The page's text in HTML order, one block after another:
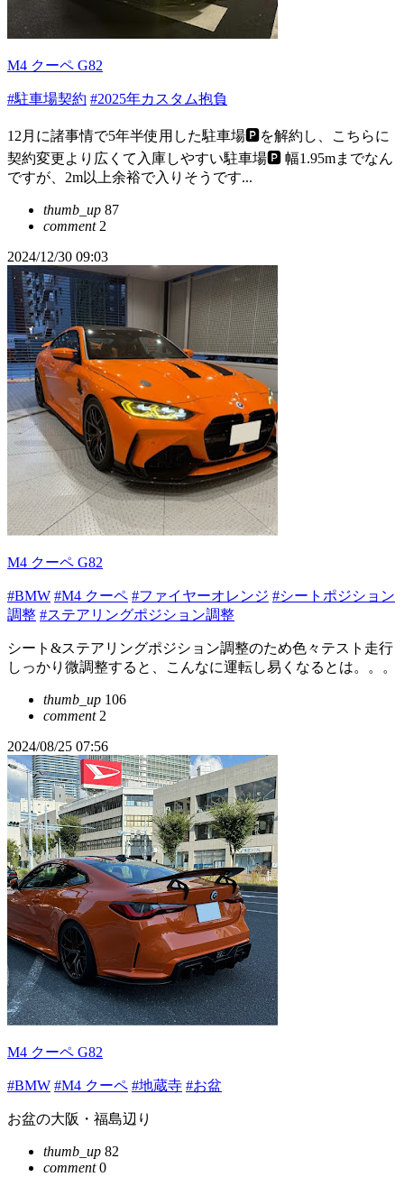
M4 クーペ G82
#駐車場契約 #2025年カスタム抱負
12月に諸事情で5年半使用した駐車場🅿️を解約し、こちらに
契約変更より広くて入庫しやすい駐車場🅿️ 幅1.95mまでなん
ですが、2m以上余裕で入りそうです...
thumb_up 87
comment2
2024/12/30 09:03
M4 クーペ G82
#BMW #M4 クーペ #ファイヤーオレンジ #シートポジション
調整 #ステアリングポジション調整
シート&ステアリングポジション調整のため色々テスト走行
しっかり微調整すると、こんなに運転し易くなるとは。。。
thumb_up 106
comment2
2024/08/25 07:56
M4 クーペ G82
#BMW #M4 クーペ #地蔵寺 #お盆
お盆の大阪・福島辺り
thumb_up 82
comment0